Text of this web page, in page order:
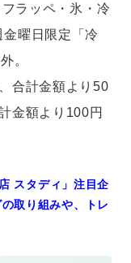
ラッペ・氷・冷
曜日限定「冷
。
合計金額より50
金額より100円
スタディ」注目企
取り組みや、トレ